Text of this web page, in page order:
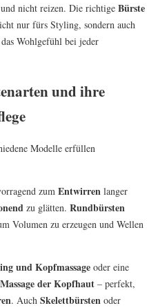
nicht reizen. Die richtige Bürste
nur fürs Styling, sondern auch
Wohlgefühl bei jeder
und ihre
Modelle erfüllen
zum Entwirren langer
zu glätten. Rundbürsten
Volumen zu erzeugen und Wellen
und Kopfmassage oder eine
Massage der Kopfhaut – perfekt,
. Auch Skelettbürsten oder